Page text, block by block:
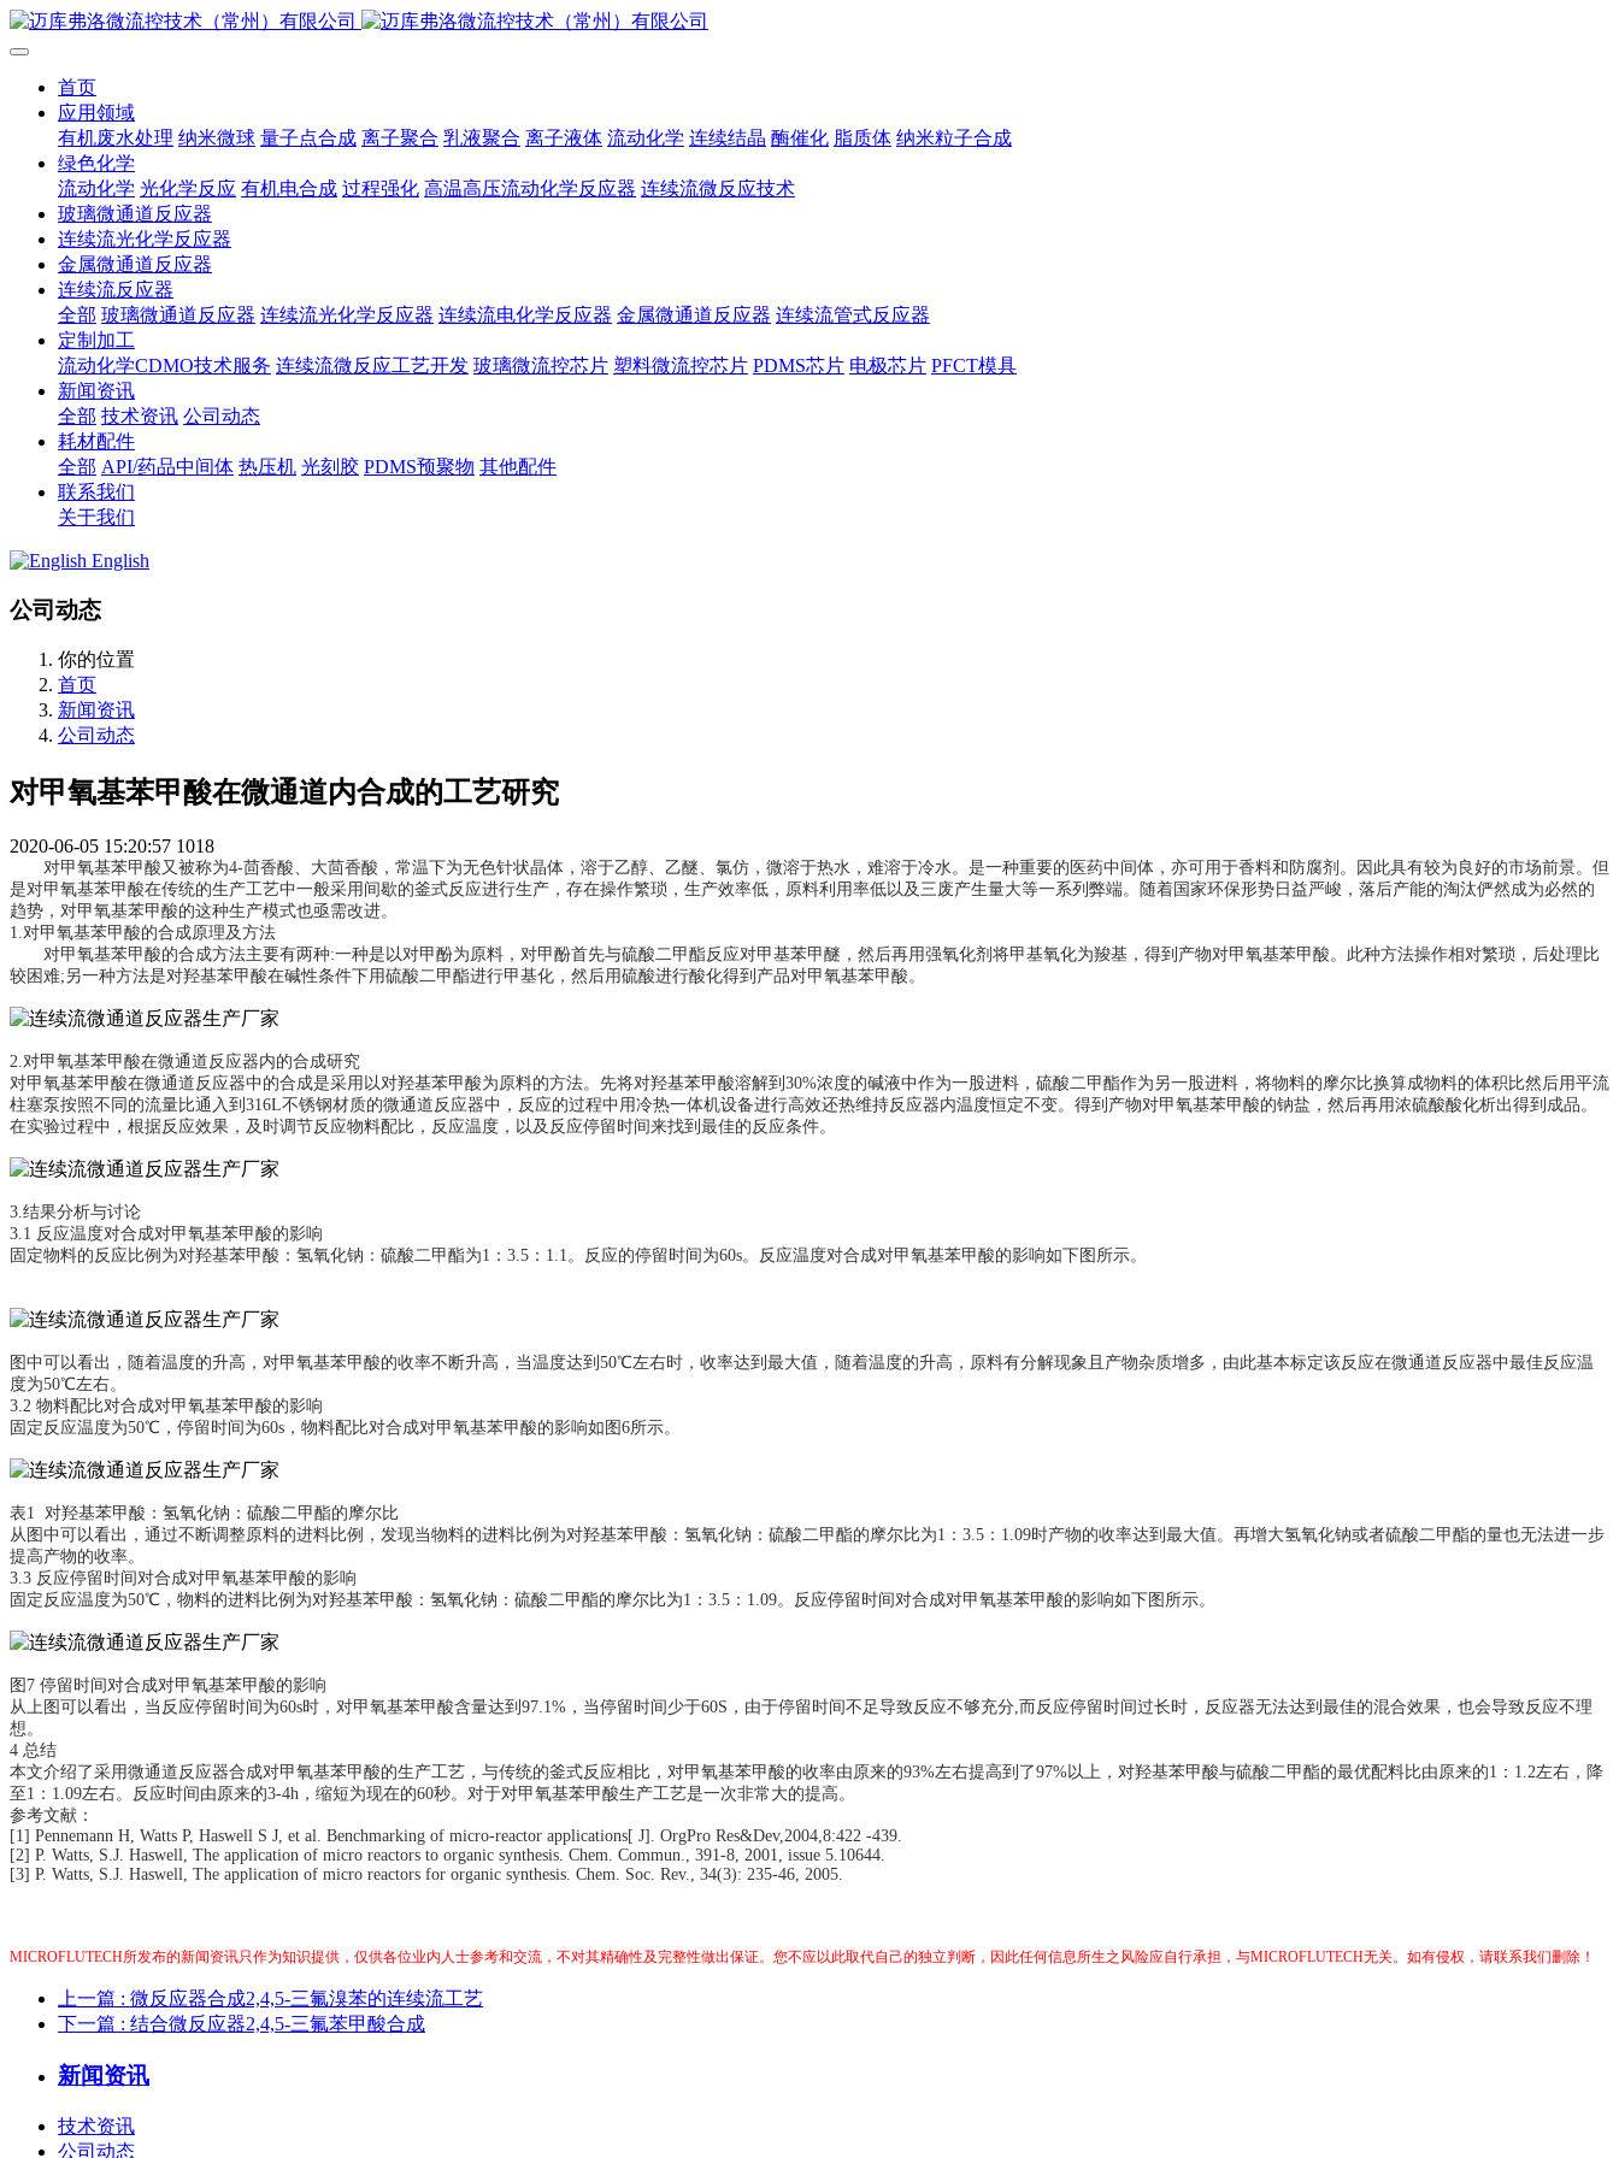
首页
应用领域
有机废水处理 纳米微球 量子点合成 离子聚合 乳液聚合 离子液体 流动化学 连续结晶 酶催化 脂质体 纳米粒子合成
绿色化学
流动化学 光化学反应 有机电合成 过程强化 高温高压流动化学反应器 连续流微反应技术
玻璃微通道反应器
连续流光化学反应器
金属微通道反应器
连续流反应器
全部 玻璃微通道反应器 连续流光化学反应器 连续流电化学反应器 金属微通道反应器 连续流管式反应器
定制加工
流动化学CDMO技术服务 连续流微反应工艺开发 玻璃微流控芯片 塑料微流控芯片 PDMS芯片 电极芯片 PFCT模具
新闻资讯
全部 技术资讯 公司动态
耗材配件
全部 API/药品中间体 热压机 光刻胶 PDMS预聚物 其他配件
联系我们
关于我们
English
公司动态
你的位置
首页
新闻资讯
公司动态
对甲氧基苯甲酸在微通道内合成的工艺研究
2020-06-05 15:20:57 1018
对甲氧基苯甲酸又被称为4-茴香酸、大茴香酸，常温下为无色针状晶体，溶于乙醇、乙醚、氯仿，微溶于热水，难溶于冷水。是一种重要的医药中间体，亦可用于香料和防腐剂。因此具有较为良好的市场前景。但
是对甲氧基苯甲酸在传统的生产工艺中一般采用间歇的釜式反应进行生产，存在操作繁琐，生产效率低，原料利用率低以及三废产生量大等一系列弊端。随着国家环保形势日益严峻，落后产能的淘汰俨然成为必然的
趋势，对甲氧基苯甲酸的这种生产模式也亟需改进。
1.对甲氧基苯甲酸的合成原理及方法
对甲氧基苯甲酸的合成方法主要有两种:一种是以对甲酚为原料，对甲酚首先与硫酸二甲酯反应对甲基苯甲醚，然后再用强氧化剂将甲基氧化为羧基，得到产物对甲氧基苯甲酸。此种方法操作相对繁琐，后处理比
较困难; 另一种方法是对羟基苯甲酸在碱性条件下用硫酸二甲酯进行甲基化，然后用硫酸进行酸化得到产品对甲氧基苯甲酸。
2.对甲氧基苯甲酸在微通道反应器内的合成研究
对甲氧基苯甲酸在微通道反应器中的合成是采用以对羟基苯甲酸为原料的方法。先将对羟基苯甲酸溶解到30%浓度的碱液中作为一股进料，硫酸二甲酯作为另一股进料，将物料的摩尔比换算成物料的体积比然后用平流
柱塞泵按照不同的流量比通入到316L不锈钢材质的微通道反应器中，反应的过程中用冷热一体机设备进行高效还热维持反应器内温度恒定不变。得到产物对甲氧基苯甲酸的钠盐，然后再用浓硫酸酸化析出得到成品。
在实验过程中，根据反应效果，及时调节反应物料配比，反应温度，以及反应停留时间来找到最佳的反应条件。
3.结果分析与讨论
3.1 反应温度对合成对甲氧基苯甲酸的影响
固定物料的反应比例为对羟基苯甲酸：氢氧化钠：硫酸二甲酯为1：3.5：1.1。反应的停留时间为60s。反应温度对合成对甲氧基苯甲酸的影响如下图所示。
图中可以看出，随着温度的升高，对甲氧基苯甲酸的收率不断升高，当温度达到50℃左右时，收率达到最大值，随着温度的升高，原料有分解现象且产物杂质增多，由此基本标定该反应在微通道反应器中最佳反应温
度为50℃左右。
3.2 物料配比对合成对甲氧基苯甲酸的影响
固定反应温度为50℃，停留时间为60s，物料配比对合成对甲氧基苯甲酸的影响如图6所示。
表1 对羟基苯甲酸：氢氧化钠：硫酸二甲酯的摩尔比
从图中可以看出，通过不断调整原料的进料比例，发现当物料的进料比例为对羟基苯甲酸：氢氧化钠：硫酸二甲酯的摩尔比为1：3.5：1.09时产物的收率达到最大值。再增大氢氧化钠或者硫酸二甲酯的量也无法进一步
提高产物的收率。
3.3 反应停留时间对合成对甲氧基苯甲酸的影响
固定反应温度为50℃，物料的进料比例为对羟基苯甲酸：氢氧化钠：硫酸二甲酯的摩尔比为1：3.5：1.09。反应停留时间对合成对甲氧基苯甲酸的影响如下图所示。
图7 停留时间对合成对甲氧基苯甲酸的影响
从上图可以看出，当反应停留时间为60s时，对甲氧基苯甲酸含量达到97.1%，当停留时间少于60S，由于停留时间不足导致反应不够充分,而反应停留时间过长时，反应器无法达到最佳的混合效果，也会导致反应不理
想。
4 总结
本文介绍了采用微通道反应器合成对甲氧基苯甲酸的生产工艺，与传统的釜式反应相比，对甲氧基苯甲酸的收率由原来的93%左右提高到了97%以上，对羟基苯甲酸与硫酸二甲酯的最优配料比由原来的1：1.2左右，降
至1：1.09左右。反应时间由原来的3-4h，缩短为现在的60秒。对于对甲氧基苯甲酸生产工艺是一次非常大的提高。
参考文献：
[1] Pennemann H, Watts P, Haswell S J, et al. Benchmarking of micro-reactor applications[ J]. OrgPro Res&Dev,2004,8:422 -439.
[2] P. Watts, S.J. Haswell, The application of micro reactors to organic synthesis. Chem. Commun., 391-8, 2001, issue 5.10644.
[3] P. Watts, S.J. Haswell, The application of micro reactors for organic synthesis. Chem. Soc. Rev., 34(3): 235-46, 2005.
MICROFLUTECH所发布的新闻资讯只作为知识提供，仅供各位业内人士参考和交流，不对其精确性及完整性做出保证。您不应以此取代自己的独立判断，因此任何信息所生之风险应自行承担，与MICROFLUTECH无关。如有侵权，请联系我们删除！
上一篇 : 微反应器合成2,4,5-三氟溴苯的连续流工艺
下一篇 : 结合微反应器2,4,5-三氟苯甲酸合成
新闻资讯
技术资讯
公司动态